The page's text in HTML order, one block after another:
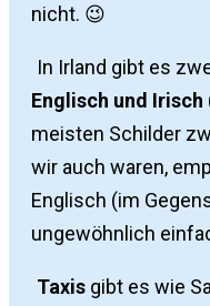
nicht. 😉
In Irland gibt es
Englisch und Irisch
meisten Schilder
wir auch waren,
Englisch (im
ungewöhnlich
Taxis gibt es wie